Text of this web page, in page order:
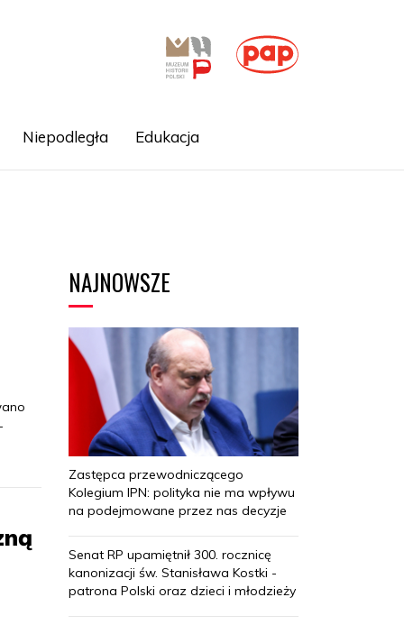
Niepodległa Edukacja
NAJNOWSZE
Zastępca przewodniczącego
Kolegium IPN: polityka nie ma wpływu
na podejmowane przez nas decyzje
Senat RP upamiętnił 300. rocznicę
kanonizacji św. Stanisława Kostki -
patrona Polski oraz dzieci i młodzieży